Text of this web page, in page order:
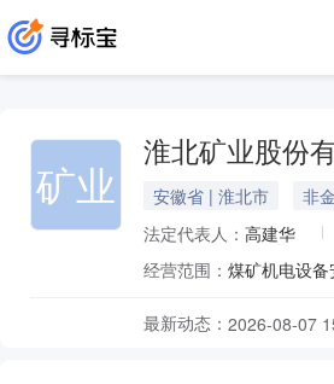
矿业
淮北矿业股份
安徽省 | 淮北市 非
法定代表人： 高建华
经营范围： 煤矿机电设
最新动态： 2026-08-07